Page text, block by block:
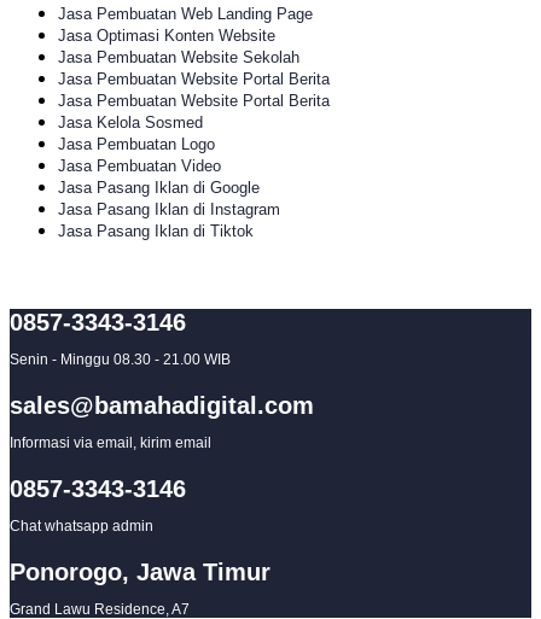
Jasa Pembuatan Web Landing Page
Jasa Optimasi Konten Website
Jasa Pembuatan Website Sekolah
Jasa Pembuatan Website Portal Berita
Jasa Pembuatan Website Portal Berita
Jasa Kelola Sosmed
Jasa Pembuatan Logo
Jasa Pembuatan Video
Jasa Pasang Iklan di Google
Jasa Pasang Iklan di Instagram
Jasa Pasang Iklan di Tiktok
0857-3343-3146
Senin - Minggu 08.30 - 21.00 WIB
sales@bamahadigital.com
Informasi via email, kirim email
0857-3343-3146
Chat whatsapp admin
Ponorogo, Jawa Timur
Grand Lawu Residence, A7